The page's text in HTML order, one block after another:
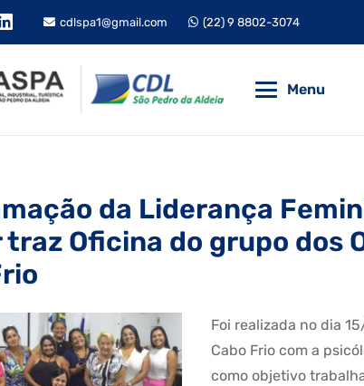
cdlspa1@gmail.com (22) 9 8802-3074
Menu
da Liderança
traz Oficina do grupo dos
Foi realizada no dia
Cabo Frio com a
como objetivo